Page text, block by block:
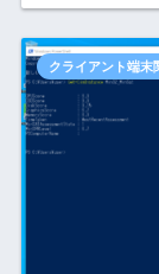
クライアント端末